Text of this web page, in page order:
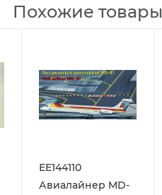
Похожие товары
ЕЕ144110
Авиалайнер MD-